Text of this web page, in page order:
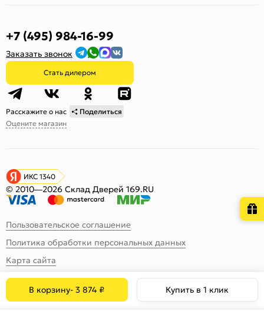
В корзину-3 874 ₽ Купить в 1 клик
+7 (495) 984-16-99
Заказать звонок
Стать дилером
Расскажите о нас
Поделиться
Оцените магазин
ИКС 1340
© 2010—2026 Склад Дверей 169.RU
Пользовательское соглашение
Политика обработки персональных данных
Карта сайта